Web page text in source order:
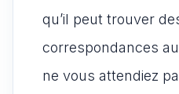
qu’il peut trouver
correspondances
ne vous attendiez